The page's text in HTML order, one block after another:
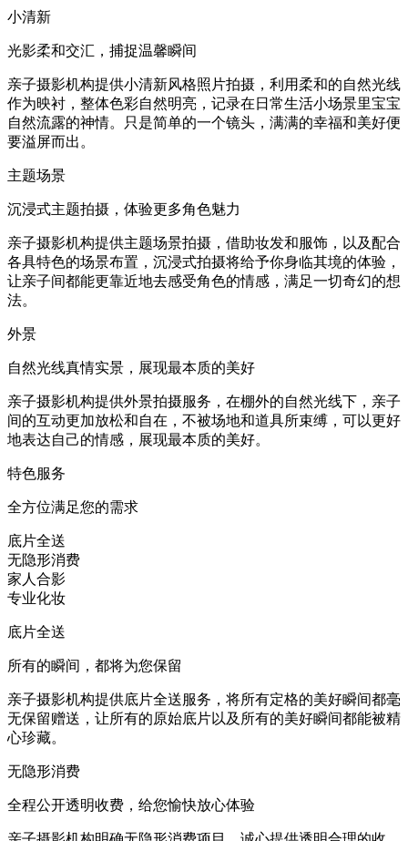
小清新
光影柔和交汇，捕捉温馨瞬间
亲子摄影机构提供小清新风格照片拍摄，利用柔和的自然光线
作为映衬，整体色彩自然明亮，记录在日常生活小场景里宝宝
自然流露的神情。只是简单的一个镜头，满满的幸福和美好便
要溢屏而出。
主题场景
沉浸式主题拍摄，体验更多角色魅力
亲子摄影机构提供主题场景拍摄，借助妆发和服饰，以及配合
各具特色的场景布置，沉浸式拍摄将给予你身临其境的体验，
让亲子间都能更靠近地去感受角色的情感，满足一切奇幻的想
法。
外景
自然光线真情实景，展现最本质的美好
亲子摄影机构提供外景拍摄服务，在棚外的自然光线下，亲子
间的互动更加放松和自在，不被场地和道具所束缚，可以更好
地表达自己的情感，展现最本质的美好。
特色服务
全方位满足您的需求
底片全送
无隐形消费
家人合影
专业化妆
底片全送
所有的瞬间，都将为您保留
亲子摄影机构提供底片全送服务，将所有定格的美好瞬间都毫
无保留赠送，让所有的原始底片以及所有的美好瞬间都能被精
心珍藏。
无隐形消费
全程公开透明收费，给您愉快放心体验